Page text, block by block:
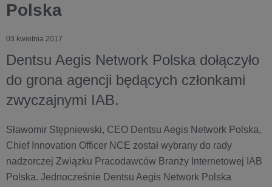
Polska
03 kwietnia 2017
Dentsu Aegis Network Polska dołączyło
do grona agencji będących członkami
zwyczajnymi IAB.
Sławomir Stępniewski, CEO Dentsu Aegis Network Polska,
Chief Innovation Officer NCE został wybrany do rady
nadzorczej Związku Pracodawców Branży Internetowej IAB
Polska. Jednocześnie Dentsu Aegis Network Polska